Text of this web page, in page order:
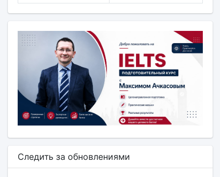
Следить за обновлениями